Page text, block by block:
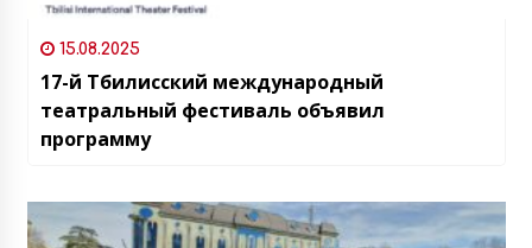
15.08.2025
17-й Тбилисский международный
театральный фестиваль объявил
программу